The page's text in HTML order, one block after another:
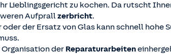
Lieblingsgericht zu kochen. Da rutscht
Aufprallzerbricht.
der Ersatz von Glas kann schnell hohe
der Reparaturarbeiten